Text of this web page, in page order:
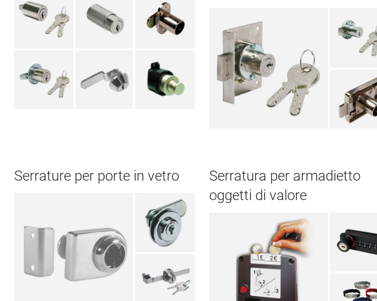
Serrature per porte in vetro
Serratura per armadietto
oggetti di valore